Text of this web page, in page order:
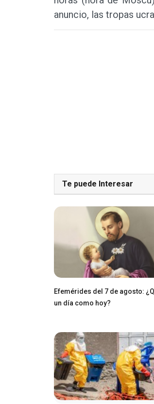
anuncio, las tropas
Te puede Interesar
Efemérides del 7 de agosto:
un día como hoy?